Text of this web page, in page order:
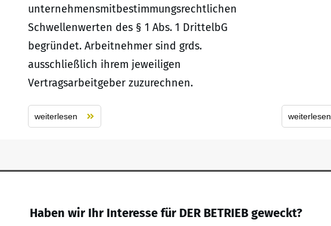
unternehmensmitbestimmungsrechtlichen
Schwellenwerten des § 1 Abs. 1 DrittelbG
begründet. Arbeitnehmer sind grds.
ausschließlich ihrem jeweiligen
Vertragsarbeitgeber zuzurechnen.
weiterlesen weiterlesen
Haben wir Ihr Interesse für DER BETRIEB geweckt?